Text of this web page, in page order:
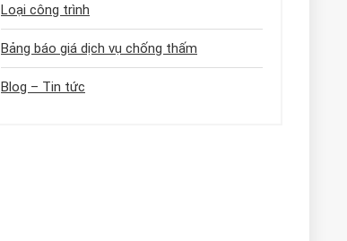
Loại công trình
Bảng báo giá dịch vụ chống thấm
Blog – Tin tức